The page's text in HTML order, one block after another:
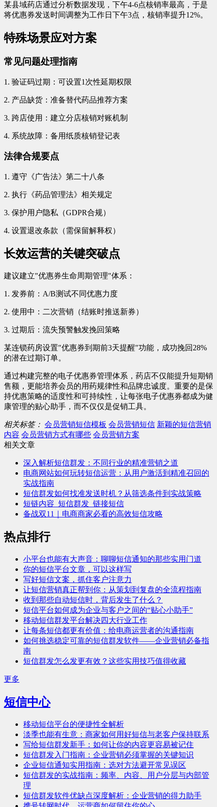
某县域药店通过分析数据发现，下午4-6点核销率最高，于是
将优惠券发送时间调整为工作日下午3点，核销率提升12%。
特殊场景应对方案
常见问题处理指南
1. 验证码过期：可设置1次性延期权限
2. 产品缺货：准备替代药品推荐方案
3. 跨店使用：建立分店核销对账机制
4. 系统故障：备用纸质核销登记表
法律合规要点
1. 遵守《广告法》第二十八条
2. 执行《药品管理法》相关规定
3. 保护用户隐私（GDPR合规）
4. 设置退改条款（需保留解释权）
长效运营的关键突破点
建议建立"优惠券生命周期管理"体系：
1. 发券前：A/B测试不同优惠力度
2. 使用中：二次营销（结账时推送新券）
3. 过期后：流失预警触发挽回策略
某连锁药房设置"优惠券到期前3天提醒"功能，成功挽回28%
的潜在过期订单。
通过构建完整的电子优惠券管理体系，药店不仅能提升短期销
售额，更能培养会员的用药规律性和品牌忠诚度。重要的是保
持优惠策略的适度性和可持续性，让每张电子优惠券都成为健
康管理的贴心助手，而不仅仅是促销工具。
相关标签： 会员营销短信模板 会员营销短信 新颖的短信营销
内容 会员营销方式有哪些 会员营销方案
相关文章
深入解析短信群发：不同行业的精准营销之道
电商网站如何玩转短信运营：从用户激活到精准召回的
实战指南
短信群发如何找准发送时机？从筛选条件到实战策略
短链内容_短信群发_链接短信
备战双11｜电商商家必看的高效短信攻略
热点排行
小平台也能有大声音：聊聊短信通知的那些实用门道
你的短信平台文章，可以这样写
写好短信文案，抓住客户注意力
让短信营销真正帮到你：从策划到复盘的全流程指南
收到那些自动短信时，背后发生了什么？
短信平台如何成为企业与客户之间的“贴心小助手”
移动短信群发平台解决四大行业工作
让每条短信都更有价值：给电商运营者的沟通指南
如何挑选稳定可靠的短信群发软件——企业营销必备指
南
短信群发怎么发更有效？这些实用技巧值得收藏
更多
短信中心
移动短信平台的便捷性全解析
淡季也能有生意：商家如何用好短信与老客户保持联系
写给短信群发新手：如何让你的内容更容易被记住
短信群发入门指南：企业营销必须掌握的关键知识
企业短信通知实用指南：选对方法避开常见误区
短信群发的实战指南：频率、内容、用户分层与内部管
理
短信群发软件优缺点深度解析：企业营销的得力助手